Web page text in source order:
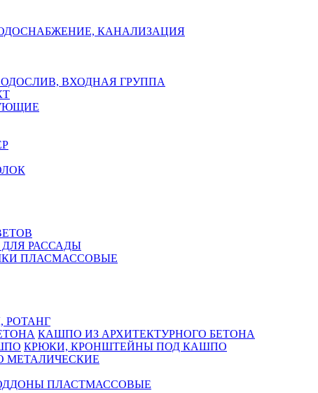
КАНАЛИЗАЦИЯ
ВХОДНАЯ ГРУППА
РАССАДЫ
ПЛАСМАССОВЫЕ
РОТАНГ
КАШПО ИЗ АРХИТЕКТУРНОГО БЕТОНА
КРЮКИ, КРОНШТЕЙНЫ ПОД КАШПО
МЕТАЛИЧЕСКИЕ
ПЛАСТМАССОВЫЕ